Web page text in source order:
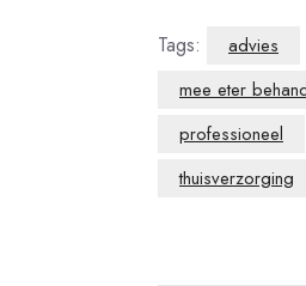
Tags: advies
mee eter
professioneel
thuisverzorging